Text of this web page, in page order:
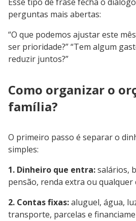
perguntas mais abertas:
“O que podemos ajustar este
ser prioridade?” “Tem algum
reduzir juntos?”
Como organizar o
família?
O primeiro passo é separar o
simples:
1. Dinheiro que entra:salários,
pensão, renda extra ou
2. Contas fixas:aluguel, água,
transporte, parcelas e